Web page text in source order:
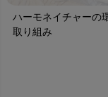
ハーモネイチャーの
取り組み